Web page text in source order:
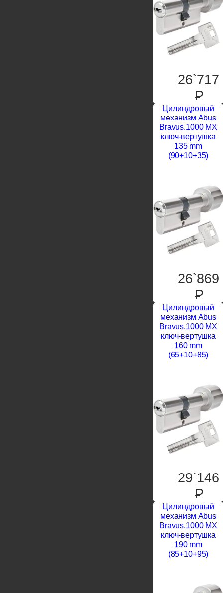
26`717
P
Цилиндровый
механизм Abus
Bravus.1000 MX
ключ-вертушка
135 mm
(90+10+35)
26`869
P
Цилиндровый
механизм Abus
Bravus.1000 MX
ключ-вертушка
160 mm
(65+10+85)
29`146
P
Цилиндровый
механизм Abus
Bravus.1000 MX
ключ-вертушка
190 mm
(85+10+95)